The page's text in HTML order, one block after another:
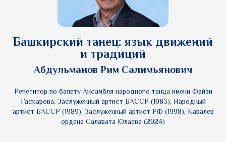
Башкирский танец: язык движений
и традиций
Абдульманов Рим Салимьянович
Репетитор по балету Ансамбля народного танца имени Файзи
Гаскарова. Заслуженный артист БАССР (1983), Народный
артист БАССР (1989), Заслуженный артист РФ (1998), Кавалер
ордена Салавата Юлаева (2024)